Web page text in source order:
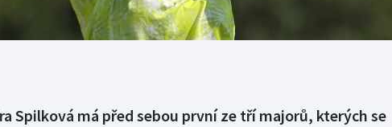
Spilková má před sebou první ze tří majorů, kterých se